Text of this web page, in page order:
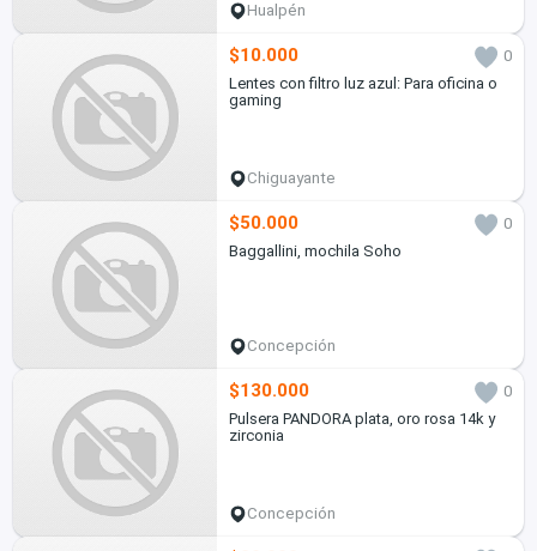
Hualpén
$10.000
0
Lentes con filtro luz azul: Para oficina o
gaming
Chiguayante
$50.000
0
Baggallini, mochila Soho
Concepción
$130.000
0
Pulsera PANDORA plata, oro rosa 14k y
zirconia
Concepción